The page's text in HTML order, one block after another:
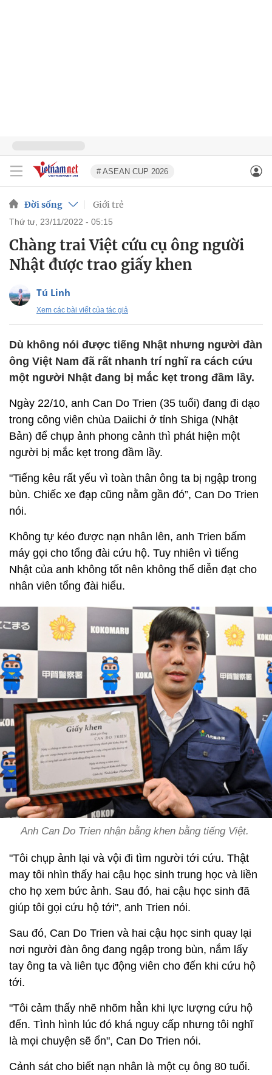
# ASEAN CUP 2026
Đời sống Giới trẻ
thứ tư, 23/11/2022 - 05:15
Chàng trai Việt cứu cụ ông người
Nhật được trao giấy khen
Tú Linh
Xem các bài viết của tác giả
Dù không nói được tiếng Nhật nhưng người đàn
ông Việt Nam đã rất nhanh trí nghĩ ra cách cứu
một người Nhật đang bị mắc kẹt trong đầm lầy.
Ngày 22/10, anh Can Do Trien (35 tuổi) đang đi dạo
trong công viên chùa Daiichi ở tỉnh Shiga (Nhật
Bản) để chụp ảnh phong cảnh thì phát hiện một
người bị mắc kẹt trong đầm lầy.
"Tiếng kêu rất yếu vì toàn thân ông ta bị ngập trong
bùn. Chiếc xe đạp cũng nằm gần đó”, Can Do Trien
nói.
Không tự kéo được nạn nhân lên, anh Trien bấm
máy gọi cho tổng đài cứu hộ. Tuy nhiên vì tiếng
Nhật của anh không tốt nên không thể diễn đạt cho
nhân viên tổng đài hiểu.
Anh Can Do Trien nhận bằng khen bằng tiếng Việt.
"Tôi chụp ảnh lại và vội đi tìm người tới cứu. Thật
may tôi nhìn thấy hai cậu học sinh trung học và liền
cho họ xem bức ảnh. Sau đó, hai cậu học sinh đã
giúp tôi gọi cứu hộ tới", anh Trien nói.
Sau đó, Can Do Trien và hai cậu học sinh quay lại
nơi người đàn ông đang ngập trong bùn, nắm lấy
tay ông ta và liên tục động viên cho đến khi cứu hộ
tới.
"Tôi cảm thấy nhẽ nhõm hẳn khi lực lượng cứu hộ
đến. Tình hình lúc đó khá nguy cấp nhưng tôi nghĩ
là mọi chuyện sẽ ổn", Can Do Trien nói.
Cảnh sát cho biết nạn nhân là một cụ ông 80 tuổi.